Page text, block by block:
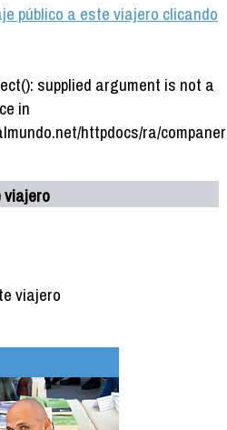
público a este viajero clicando
supplied argument is not a
in
httpdocs/ra/
viajero
viajero